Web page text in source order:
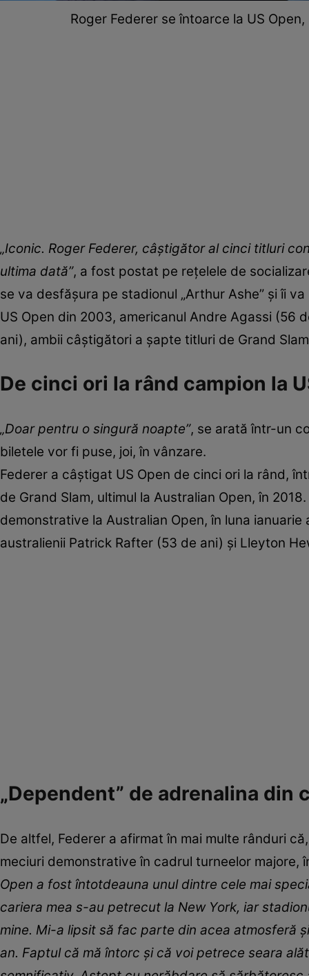
Roger Federer se întoarce la US
„Iconic. Roger Federer, câştigător al cinci titluri
ultima dată”, a fost postat pe reţelele de
se va desfășura pe stadionul „Arthur Ashe” și îi
US Open din 2003, americanul Andre Agassi (56
ani), ambii câştigători a şapte titluri de Grand
De cinci ori la rând campion la
„Doar pentru o singură noapte”, se arată într-un
biletele vor fi puse, joi, în vânzare.
Federer a câştigat US Open de cinci ori la rând,
de Grand Slam, ultimul la Australian Open, în
demonstrative la Australian Open, în luna
australienii Patrick Rafter (53 de ani) şi Lleyton
„Dependent” de adrenalina din
De altfel, Federer a afirmat în mai multe rânduri
meciuri demonstrative în cadrul turneelor
Open a fost întotdeauna unul dintre cele mai
cariera mea s-au petrecut la New York, iar
mine. Mi-a lipsit să fac parte din acea atmosferă
an. Faptul că mă întorc și că voi petrece seara